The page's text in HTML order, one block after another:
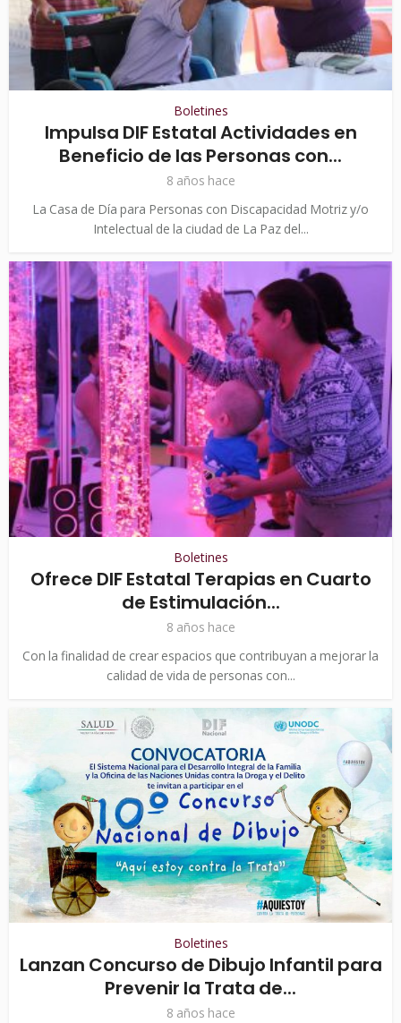
Boletines
Impulsa DIF Estatal Actividades en
Beneficio de las Personas con...
8 años hace
La Casa de Día para Personas con Discapacidad Motriz y/o
Intelectual de la ciudad de La Paz del...
Boletines
Ofrece DIF Estatal Terapias en Cuarto
de Estimulación...
8 años hace
Con la finalidad de crear espacios que contribuyan a mejorar la
calidad de vida de personas con...
Boletines
Lanzan Concurso de Dibujo Infantil para
Prevenir la Trata de...
8 años hace